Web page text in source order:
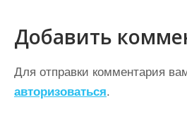
и
г
а
ц
и
Добавить
Для отправки комментария
авторизоваться.